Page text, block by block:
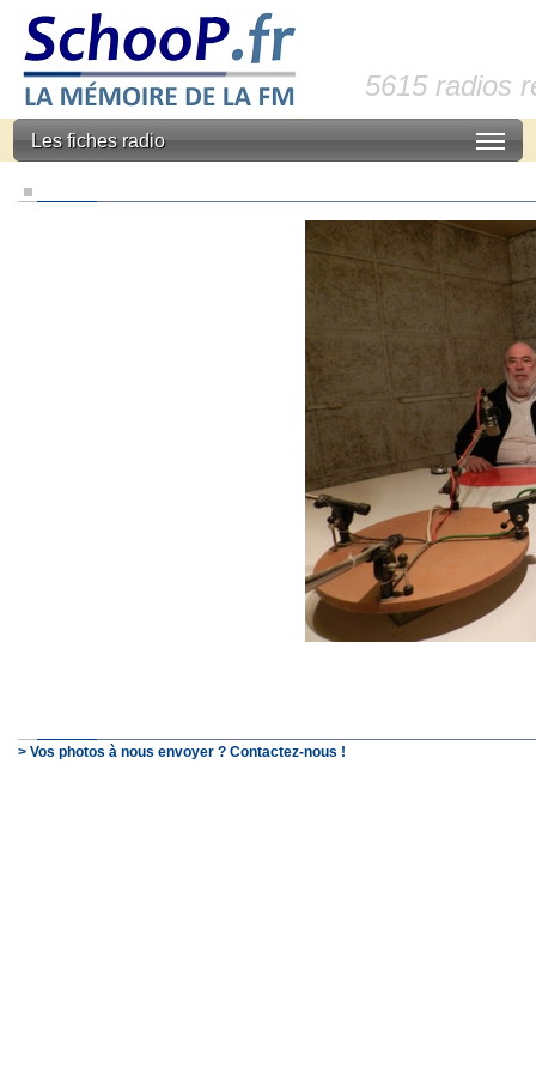
5615 radios
Les fiches radio
> Vos photos à nous envoyer ? Contactez-nous !